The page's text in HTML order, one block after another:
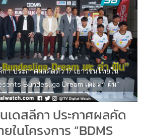
า ประกาศผลคัดตัว 17 เยาวชนไทยใน
Bundesliga Dream เตะ ล่า ฝัน”
ดสลีกา ประกาศผลคัด
ในโครงการ “BDMS